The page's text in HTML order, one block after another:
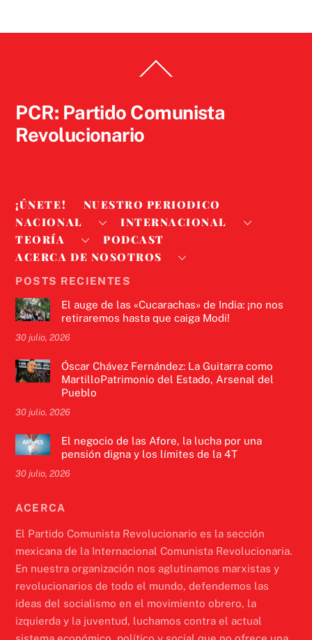
To
PCR: Partido Comunista
Revolucionario
¡ÚNETE!
NUESTRO PERIODICO
NACIONAL
INTERNACIONAL
TEORÍA
PODCAST
ACERCA DE NOSOTROS
POSTS RECIENTES
El auge de las «Cucarachas» de India: ¡no nos
retiraremos hasta que caiga Modi!
30 julio, 2026
Óscar Chávez Fernández: La Guitarra como
MartilloPatrimonio del Estado, Arsenal del
Pueblo
30 julio, 2026
El negocio de las Afore, la lucha por una
pensión digna y los límites de la 4T
30 julio, 2026
ACERCA
El Partido Comunista Revolucionario es la sección
mexicana de la Internacional Comunista Revolucionaria.
En nuestra organización nos aglutinamos marxistas y
revolucionarios de todo el mundo, defendemos las
ideas del socialismo en el movimiento obrero, la
izquierda y la juventud, luchamos contra el actual